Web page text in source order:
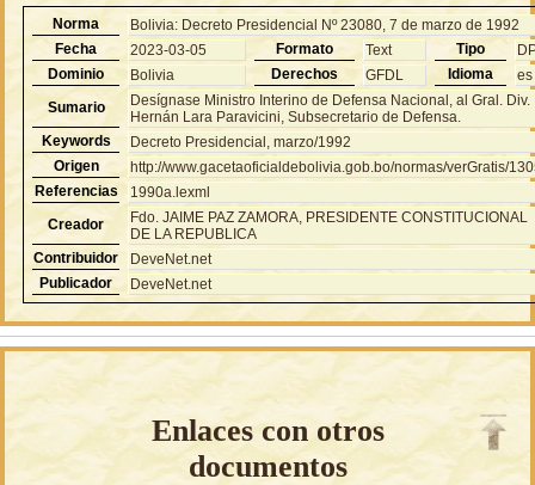
Norma
Bolivia: Decreto Presidencial Nº 23080, 7 de marzo de 1992
Fecha
2023-03-05 Formato Text Tipo
Dominio
Bolivia Derechos GFDL Idioma
es
Sumario
Desígnase Ministro Interino de Defensa Nacional, al Gral. Div.
Hernán Lara Paravicini, Subsecretario de Defensa.
Keywords
Decreto Presidencial, marzo/1992
Origen
http://www.gacetaoficialdebolivia.gob.bo/normas/verGratis/
Referencias
1990a.lexml
Creador
Fdo. JAIME PAZ ZAMORA, PRESIDENTE CONSTITUCIONAL
DE LA REPUBLICA
Contribuidor
DeveNet.net
Publicador
DeveNet.net
Enlaces con otros
documentos